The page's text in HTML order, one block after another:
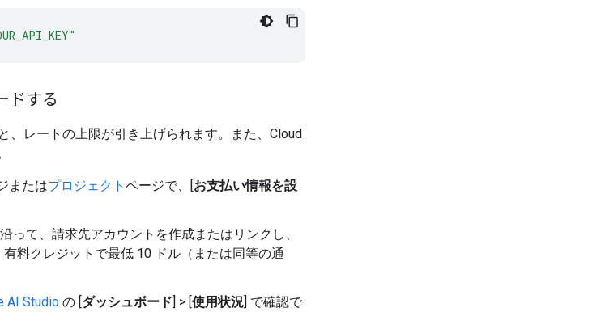
ドする
、レートの上限が引き上げられます。また、Cloud
またはプロジェクト ページで、[お支払い情報を設
って、請求先アカウントを作成またはリンクし、
料クレジットで最低 10 ドル（または同等の通
AI Studio の [ダッシュボード] > [使用状況] で確認で